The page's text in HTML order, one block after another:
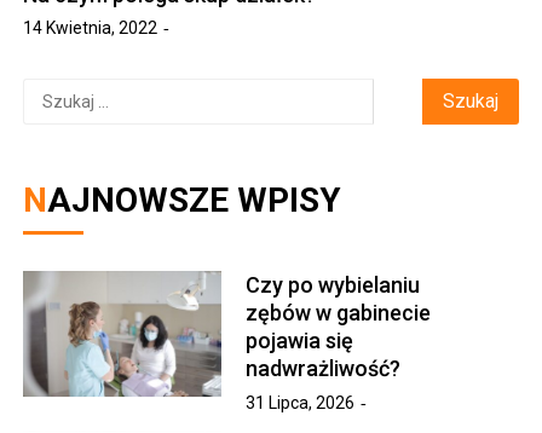
14 Kwietnia, 2022
Szukaj:
NAJNOWSZE WPISY
Czy po wybielaniu
zębów w gabinecie
pojawia się
nadwrażliwość?
31 Lipca, 2026